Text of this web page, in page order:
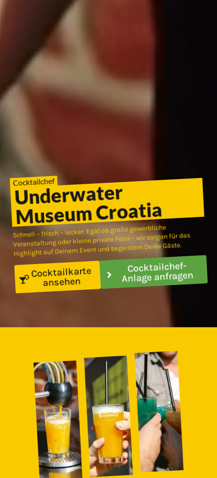
Cocktailchef
Underwater
Museum Croatia
Schnell – frisch – lecker: Egal ob große gewerbliche
Veranstaltung oder kleine private Feier – wir sorgen für das
Highlight auf Deinem Event und begeistern Deine Gäste.
Cocktailkarte
ansehen
Cocktailchef-
Anlage anfragen